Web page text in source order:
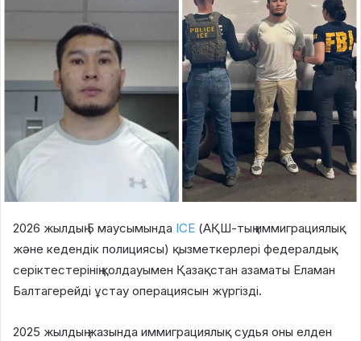
2026 жылдың 5 маусымында ICE (АҚШ-тың иммиграциялық
және кедендік полициясы) қызметкерлері федералдық
серіктестерінің қолдауымен Қазақстан азаматы Еламан
Балтагерейді ұстау операциясын жүргізді.
2025 жылдың жазында иммиграциялық судья оны елден